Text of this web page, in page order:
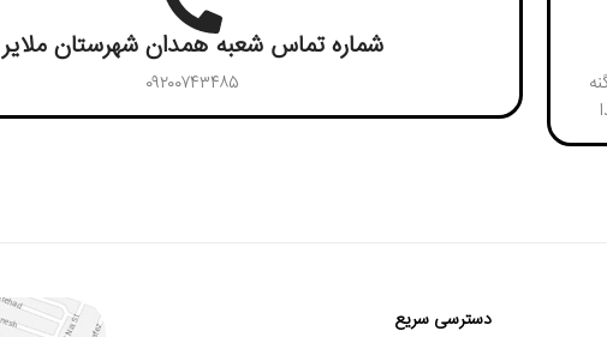
شماره تماس شعبه همدان شهرستان ملایر
۰۹۲۰۰۷۴۳۴۸۵
دسترسی سریع